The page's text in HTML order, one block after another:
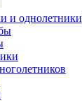
и однолетники